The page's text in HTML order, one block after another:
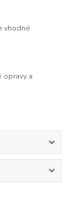
vhodné
opravy a